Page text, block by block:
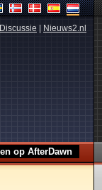
Discussie Nieuws2.nl